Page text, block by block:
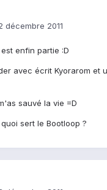
décembre 2011
enfin partie :D
avec écrit Kyorarom et
sauvé la vie =D
sert le Bootloop ?